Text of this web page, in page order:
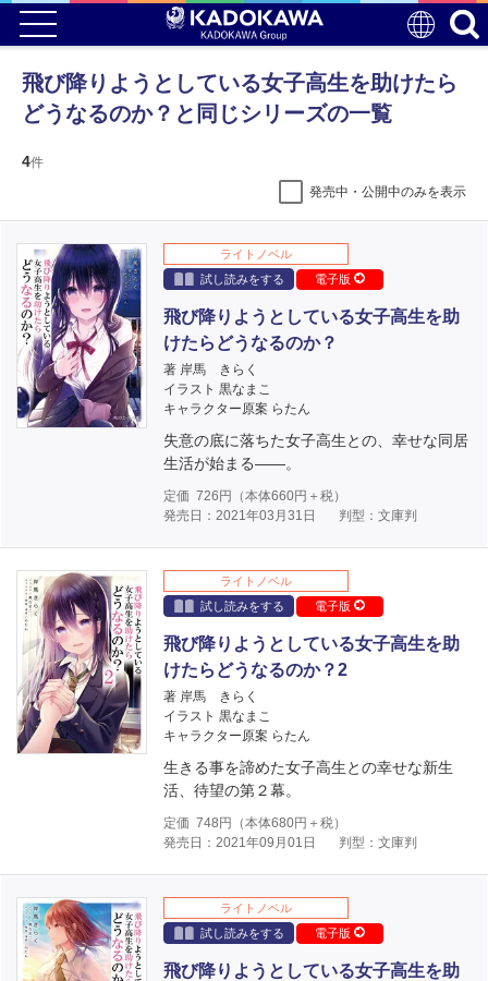
飛び降りようとしている女子高生を助けたら
どうなるのか？と同じシリーズの一覧
4件
発売中・公開中のみを表示
ライトノベル
試し読みをする
電子版
飛び降りようとしている女子高生を助
けたらどうなるのか？
著 岸馬 きらく
イラスト 黒なまこ
キャラクター原案 らたん
失意の底に落ちた女子高生との、幸せな同居
生活が始まる――。
定価 726 円（本体660円＋税）
発売日：2021年03月31日
判型：文庫判
ライトノベル
試し読みをする
電子版
飛び降りようとしている女子高生を助
けたらどうなるのか？2
著 岸馬 きらく
イラスト 黒なまこ
キャラクター原案 らたん
生きる事を諦めた女子高生との幸せな新生
活、待望の第２幕。
定価 748 円（本体680円＋税）
発売日：2021年09月01日
判型：文庫判
ライトノベル
試し読みをする
電子版
飛び降りようとしている女子高生を助